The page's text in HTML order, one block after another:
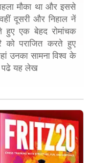
मौका था और इससे
दूसरी और निहाल नें
हुए एक बेहद रोमांचक
को पराजित करते हुए
उनका सामना विश्व के
पढे यह लेख